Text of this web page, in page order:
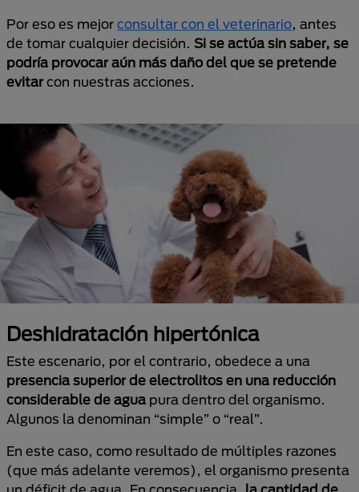
Por eso es mejor consultar con el veterinario, antes
de tomar cualquier decisión. Si se actúa sin saber, se
podría provocar aún más daño del que se pretende
evitarcon nuestras acciones.
Deshidratación hipertónica
Este escenario, por el contrario, obedece a una
presencia superior de electrolitos en una reducción
considerable de agua pura dentro del organismo.
Algunos la denominan “simple” o “real”.
En este caso, como resultado de múltiples razones
(que más adelante veremos), el organismo presenta